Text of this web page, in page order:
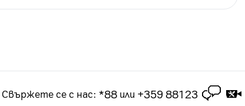
от 2 години. Цените на лизинг са за
абонамент за посочения тарифен план.
рамките на 3 месеца срок на абонамента
Свържете се с нас: *88 или +359 88123